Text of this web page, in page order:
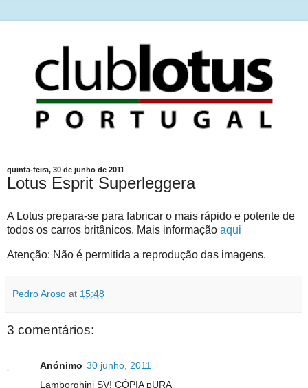
quinta-feira, 30 de junho de 2011
Lotus Esprit Superleggera
A Lotus prepara-se para fabricar o mais rápido e potente de
todos os carros britânicos. Mais informação aqui
Atenção: Não é permitida a reprodução das imagens.
Pedro Aroso at 15:48
3 comentários:
Anónimo 30 junho, 2011
Lamborghini SV! CÓPIA pURA